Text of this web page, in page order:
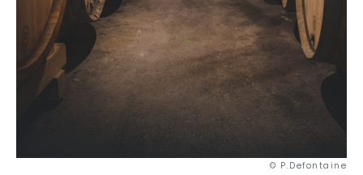
© P.Defontaine